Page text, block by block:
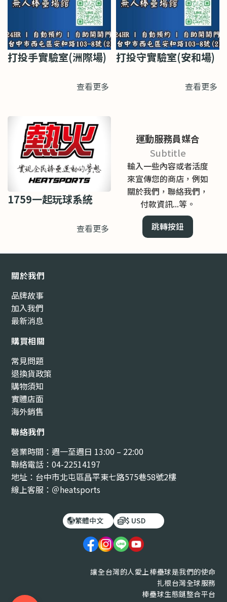
打投手實驗室(洲際場)
查看更多
打投守實驗室(安和場)
查看更多
1759一起玩球系統
查看更多
運動服務員媒合
Subtitle
輸入一些內容或者活度
來宣傳您的商店，例如
關於我們，聯絡我們，
付款資訊...等。
跳轉按鈕
關於我們
品牌故事
加入我們
最新消息
購買相關
常見問題
退換貨政策
購物須知
實體店面
海外銷售
聯絡我們
營業時間：週一至週日 13:00 – 22:00
聯絡電話：04-22514197
地址：台中市北屯區昌平東七路575巷58號2樓
線上客服：＠heatsports
繁體中文 $ USD
讓全台灣的人愛上棒壘球是我們的使命
扎根台灣全球服務
棒壘球生態鏈整合平台